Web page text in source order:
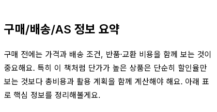
구매/배송/AS 정보 요약
구매 전에는 가격과 배송 조건, 반품·교환 비용을 함께 보는 것이
중요해요. 특히 이 책처럼 단가가 높은 상품은 단순히 할인율만
보는 것보다 총비용과 활용 계획을 함께 계산해야 해요. 아래 표
로 핵심 정보를 정리해볼게요.